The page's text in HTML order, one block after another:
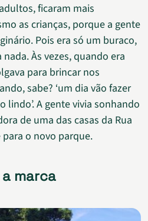
ficaram mais
as crianças, porque a gente
Pois era só um buraco,
Às vezes, quando era
para brincar nos
sabe? ‘um dia vão fazer
lindo’. A gente vivia sonhando
de uma das casas da Rua
o novo parque.
marca